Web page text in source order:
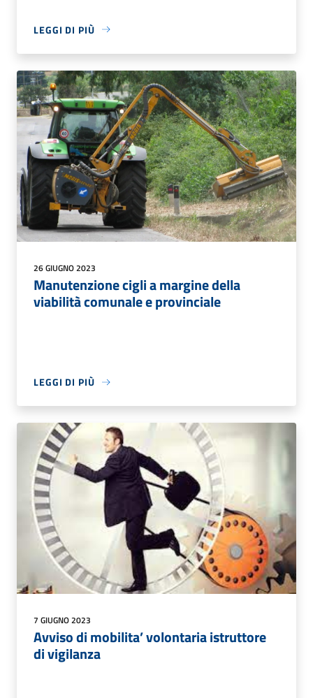
LEGGI DI PIÙ
26 GIUGNO 2023
Manutenzione cigli a margine della
viabilità comunale e provinciale
LEGGI DI PIÙ
7 GIUGNO 2023
Avviso di mobilita’ volontaria istruttore
di vigilanza